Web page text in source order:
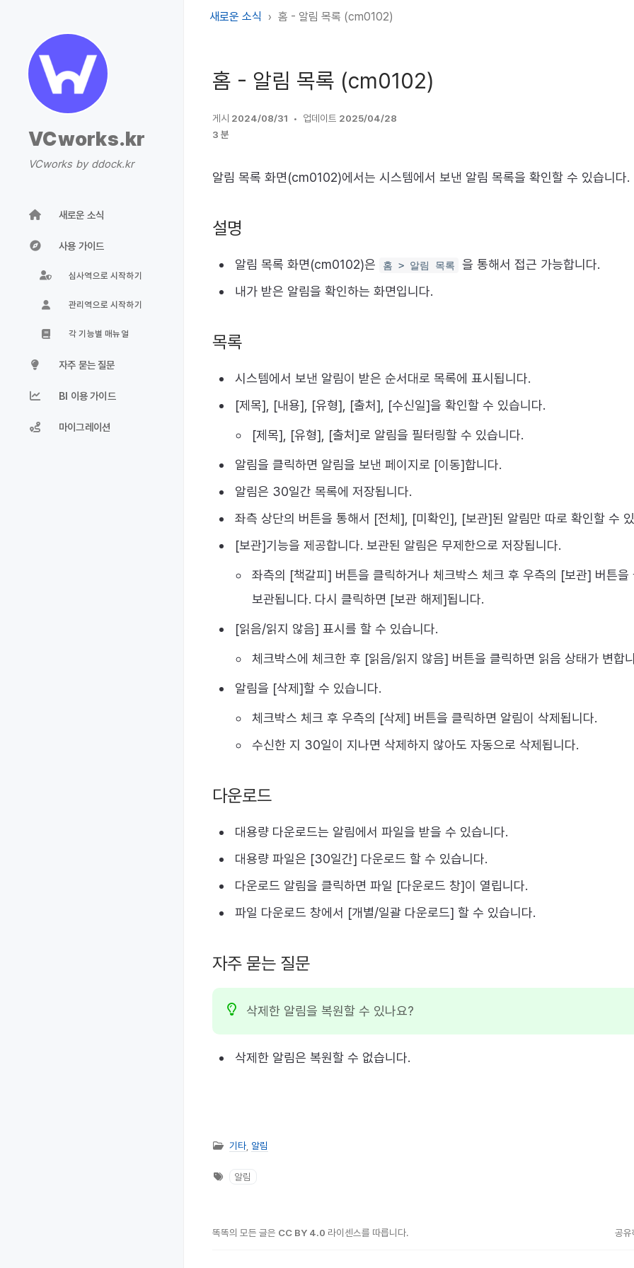
VCworks.kr
VCworks by ddock.kr
새로운 소식
사용 가이드
심사역으로 시작하기
관리역으로 시작하기
각 기능별 매뉴얼
자주 묻는 질문
BI 이용 가이드
마이그레이션
새로운 소식 홈 - 알림 목록 (cm0102)
홈 - 알림 목록 (cm0102)
게시 2024/08/31 업데이트 2025/04/28
3 분
알림 목록 화면(cm0102)에서는 시스템에서 보낸 알림 목록을 확인할 수 있습니다.
설명
알림 목록 화면(cm0102)은 홈 > 알림 목록
을 통해서 접근 가능합니다.
내가 받은 알림을 확인하는 화면입니다.
목록
시스템에서 보낸 알림이 받은 순서대로 목록에 표시됩니다.
[제목], [내용], [유형], [출처], [수신일]을 확인할 수 있습니다.
[제목], [유형], [출처]로 알림을 필터링할 수 있습니다.
알림을 클릭하면 알림을 보낸 페이지로 [이동]합니다.
알림은 30일간 목록에 저장됩니다.
좌측 상단의 버튼을 통해서 [전체], [미확인], [보관]된 알림만 따로 확인할 수
[보관]기능을 제공합니다. 보관된 알림은 무제한으로 저장됩니다.
좌측의 [책갈피] 버튼을 클릭하거나 체크박스 체크 후 우측의 [보관] 버튼을
보관됩니다. 다시 클릭하면 [보관 해제]됩니다.
[읽음/읽지 않음] 표시를 할 수 있습니다.
체크박스에 체크한 후 [읽음/읽지 않음] 버튼을 클릭하면 읽음 상태가 변합
알림을 [삭제]할 수 있습니다.
체크박스 체크 후 우측의 [삭제] 버튼을 클릭하면 알림이 삭제됩니다.
수신한 지 30일이 지나면 삭제하지 않아도 자동으로 삭제됩니다.
다운로드
대용량 다운로드는 알림에서 파일을 받을 수 있습니다.
대용량 파일은 [30일간] 다운로드 할 수 있습니다.
다운로드 알림을 클릭하면 파일 [다운로드 창]이 열립니다.
파일 다운로드 창에서 [개별/일괄 다운로드] 할 수 있습니다.
자주 묻는 질문
삭제한 알림을 복원할 수 있나요?
삭제한 알림은 복원할 수 없습니다.
기타 알림
알림
똑똑의 모든 글은 CC BY 4.0 라이센스를 따릅니다. 공유